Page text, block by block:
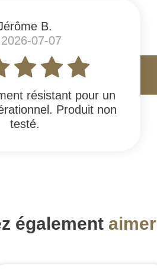
B.
2026-07-07
résistant pour un
Produit non
testé.
également aimer